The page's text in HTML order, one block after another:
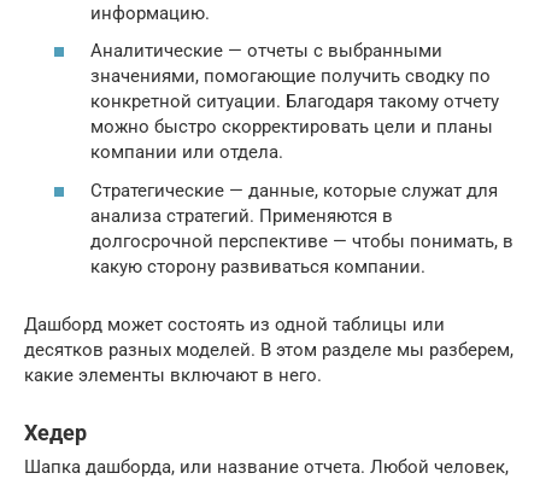
информацию.
Аналитические — отчеты с выбранными
значениями, помогающие получить сводку по
конкретной ситуации. Благодаря такому отчету
можно быстро скорректировать цели и планы
компании или отдела.
Стратегические — данные, которые служат для
анализа стратегий. Применяются в
долгосрочной перспективе — чтобы понимать, в
какую сторону развиваться компании.
Дашборд может состоять из одной таблицы или
десятков разных моделей. В этом разделе мы разберем,
какие элементы включают в него.
Хедер
Шапка дашборда, или название отчета. Любой человек,